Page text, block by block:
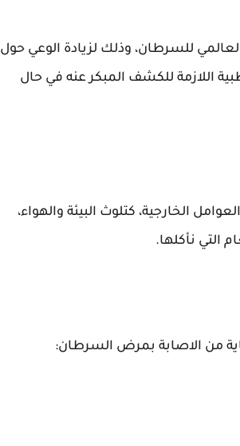
للسرطان، وذلك لزيادة الوعي حول
اللازمة للكشف المبكر عنه في حال
الخارجية، كتلوث البيئة والهواء،
التي نأكلها.
من الاصابة بمرض السرطان: